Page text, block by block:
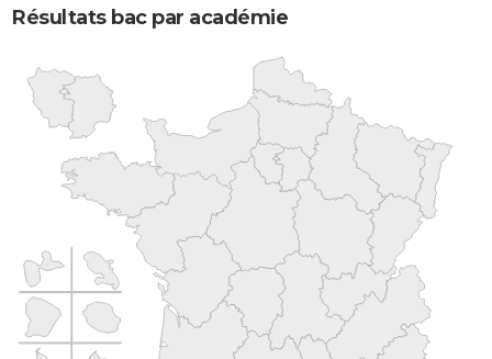
Résultats bac par académie